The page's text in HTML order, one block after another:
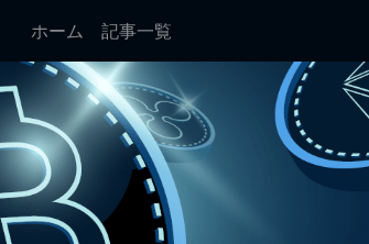
ホーム 記事一覧